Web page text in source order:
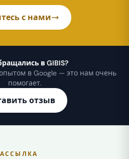
с нами
в GIBIS?
в Google — это нам очень
помогает.
отзыв